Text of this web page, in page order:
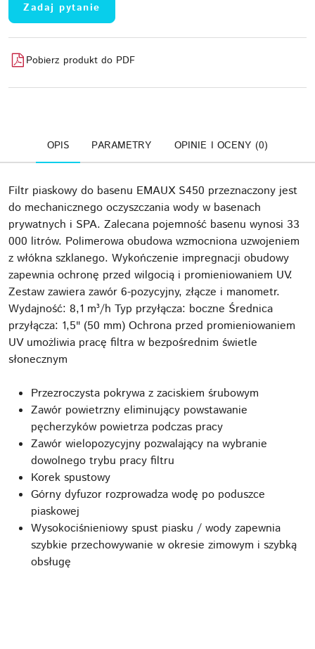
Zadaj pytanie
Pobierz produkt do PDF
OPIS PARAMETRY OPINIE I OCENY (0)
Filtr piaskowy do basenu EMAUX S450 przeznaczony jest
do mechanicznego oczyszczania wody w basenach
prywatnych i SPA. Zalecana pojemność basenu wynosi 33
000 litrów. Polimerowa obudowa wzmocniona uzwojeniem
z włókna szklanego. Wykończenie impregnacji obudowy
zapewnia ochronę przed wilgocią i promieniowaniem UV.
Zestaw zawiera zawór 6-pozycyjny, złącze i manometr.
Wydajność: 8,1 m³/h Typ przyłącza: boczne Średnica
przyłącza: 1,5" (50 mm) Ochrona przed promieniowaniem
UV umożliwia pracę filtra w bezpośrednim świetle
słonecznym
Przezroczysta pokrywa z zaciskiem śrubowym
Zawór powietrzny eliminujący powstawanie
pęcherzyków powietrza podczas pracy
Zawór wielopozycyjny pozwalający na wybranie
dowolnego trybu pracy filtru
Korek spustowy
Górny dyfuzor rozprowadza wodę po poduszce
piaskowej
Wysokociśnieniowy spust piasku / wody zapewnia
szybkie przechowywanie w okresie zimowym i szybką
obsługę